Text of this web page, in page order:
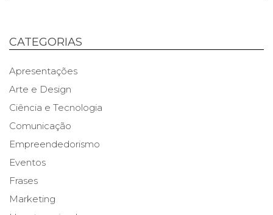
CATEGORIAS
Apresentações
Arte e Design
Ciência e Tecnologia
Comunicação
Empreendedorismo
Eventos
Frases
Marketing